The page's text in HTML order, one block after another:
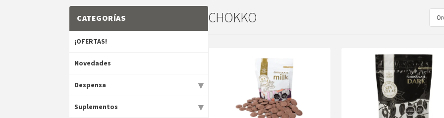
CATEGORÍAS
¡OFERTAS!
Novedades
Despensa ▾
Suplementos ▾
CHOKKO